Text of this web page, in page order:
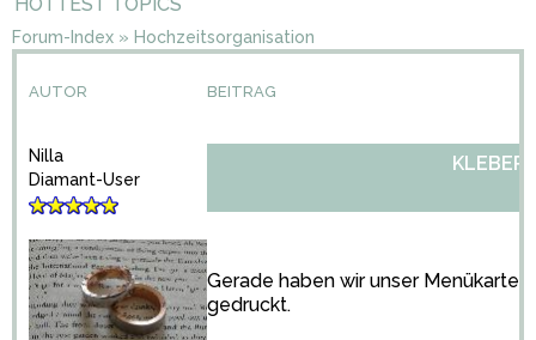
Forum-Index » Hochzeitsorganisation
AUTOR BEITRAG
Nilla
Diamant-User
KLEBER
Gerade haben wir unser
gedruckt.